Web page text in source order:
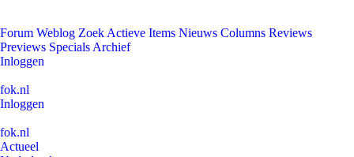
Forum Weblog Zoek Actieve Items Nieuws Columns Reviews
Previews Specials Archief
Inloggen
fok.nl
Inloggen
fok.nl
Actueel